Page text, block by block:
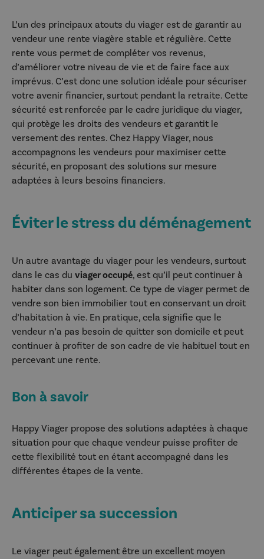
L’un des principaux atouts du viager est de garantir au
vendeur une rente viagère stable et régulière. Cette
rente vous permet de compléter vos revenus,
d’améliorer votre niveau de vie et de faire face aux
imprévus. C’est donc une solution idéale pour sécuriser
votre avenir financier, surtout pendant la retraite. Cette
sécurité est renforcée par le cadre juridique du viager,
qui protège les droits des vendeurs et garantit le
versement des rentes. Chez Happy Viager, nous
accompagnons les vendeurs pour maximiser cette
sécurité, en proposant des solutions sur mesure
adaptées à leurs besoins financiers.
Éviter le stress du déménagement
Un autre avantage du viager pour les vendeurs, surtout
dans le cas du viager occupé, est qu’il peut continuer à
habiter dans son logement. Ce type de viager permet de
vendre son bien immobilier tout en conservant un droit
d’habitation à vie. En pratique, cela signifie que le
vendeur n’a pas besoin de quitter son domicile et peut
continuer à profiter de son cadre de vie habituel tout en
percevant une rente.
Bon à savoir
Happy Viager propose des solutions adaptées à chaque
situation pour que chaque vendeur puisse profiter de
cette flexibilité tout en étant accompagné dans les
différentes étapes de la vente.
Anticiper sa succession
Le viager peut également être un excellent moyen